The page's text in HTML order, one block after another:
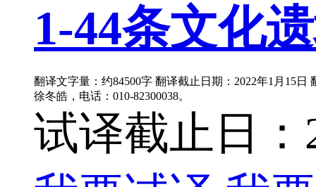
1-44条文化
翻译文字量：约84500字 翻译截止日期：2022年1月15
徐冬皓，电话：010-82300038。
试译截止日：